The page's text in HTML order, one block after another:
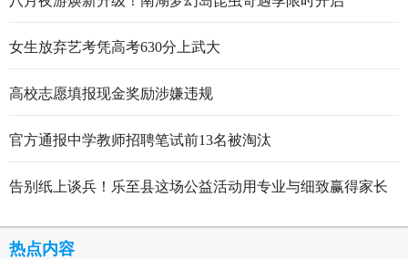
女生放弃艺考凭高考630分上武大
高校志愿填报现金奖励涉嫌违规
官方通报中学教师招聘笔试前13名被淘汰
告别纸上谈兵！乐至县这场公益活动用专业与细致赢得家长
热点内容